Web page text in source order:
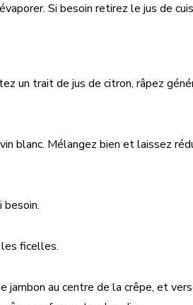
Si besoin retirez le jus de
un trait de jus de citron, râpez
blanc. Mélangez bien et laissez
besoin.
ficelles.
jambon au centre de la crêpe, et